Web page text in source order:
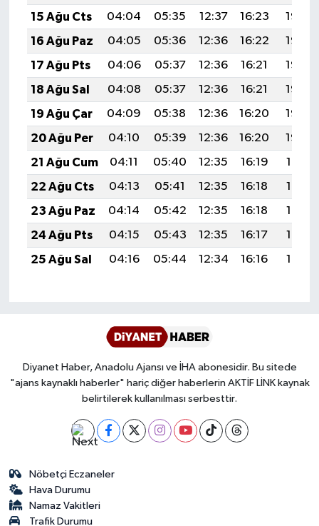
15 Ağu Cts
04:04 05:35 12:37 16:23
19:28
16 Ağu Paz
04:05 05:36 12:36 16:22
19:27
17 Ağu Pts
04:06 05:37 12:36 16:21
19:26
18 Ağu Sal
04:08 05:37 12:36 16:21
19:25
19 Ağu Çar
04:09 05:38 12:36 16:20
19:23
20 Ağu Per
04:10 05:39 12:36 16:20
19:22
21 Ağu Cum
04:11 05:40 12:35 16:19
19:21
22 Ağu Cts
04:13 05:41 12:35 16:18
19:19
23 Ağu Paz
04:14 05:42 12:35 16:18
19:18
24 Ağu Pts
04:15 05:43 12:35 16:17
19:16
25 Ağu Sal
04:16 05:44 12:34 16:16 19:15
Diyanet Haber, Anadolu Ajansı ve İHA abonesidir. Bu sitede
"ajans kaynaklı haberler" hariç diğer haberlerin AKTİF LİNK kaynak
belirtilerek kullanılması serbesttir.
Nöbetçi Eczaneler
Hava Durumu
Namaz Vakitleri
Trafik Durumu
Iğdır Müftülüğü
Isparta Müftülüğü
İstanbul Müftülüğü
İzmir Müftülüğü
Kahramanmaraş Müftülüğü
Karabük Müftülüğü
Karaman Müftülüğü
Kars Müftülüğü
Kayseri Müftülüğü
Kilis Müftülüğü
Kırklareli Müftülüğü
Kırşehir Müftülüğü
Kocaeli Müftülüğü